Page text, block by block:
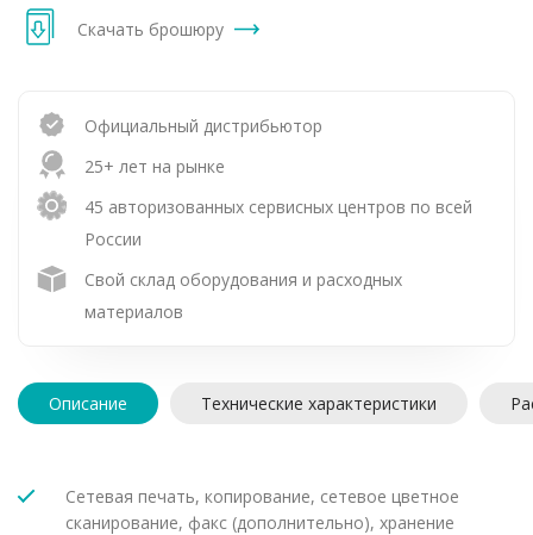
Скачать брошюру
Официальный дистрибьютор
25+ лет на рынке
45 авторизованных сервисных центров по всей
России
Свой склад оборудования и расходных
материалов
Описание Технические характеристики
Сетевая печать, копирование, сетевое цветное
сканирование, факс (дополнительно), хранение